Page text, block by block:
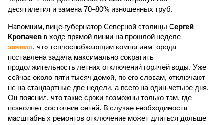
десятилетия и замена 70–80% изношенных труб.
Напомним, вице-губернатор Северной столицы Сергей
Кропачев в ходе прямой линии на прошлой неделе
заявил, что теплоснабжающим компаниям города
поставлена задача максимально сократить
продолжительность летних отключений горячей воды. Уже
сейчас около пяти тысяч домой, по его словам, отключают
не на стандартные две недели, а всего на один-четыре дня.
Он пояснил, что такие сроки возможны только там, где
позволяет состояние сетей. В случае необходимости
масштабных ремонтов отключение может длиться дольше